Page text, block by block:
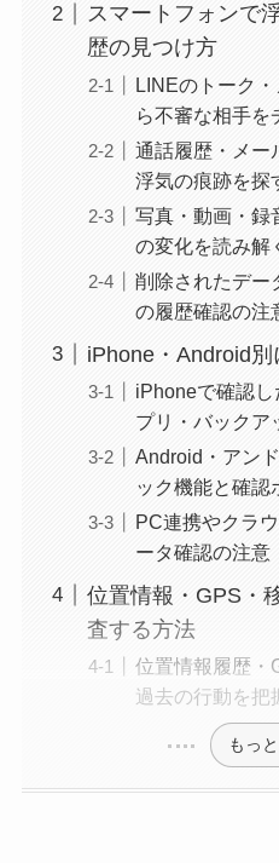
スマートフォンで
歴の見つけ方
LINEのトーク
ら不審な相手を
通話履歴・メー
浮気の痕跡を探
写真・動画・録
の変化を読み解
削除されたデー
の履歴確認の注
iPhone・Android
iPhoneで確認
プリ・バックア
Android・アン
ック機能と確認
PC連携やクラ
ータ確認の注意
位置情報・GPS・
査する方法
位置情報履歴・
過去の行動を把
もっ